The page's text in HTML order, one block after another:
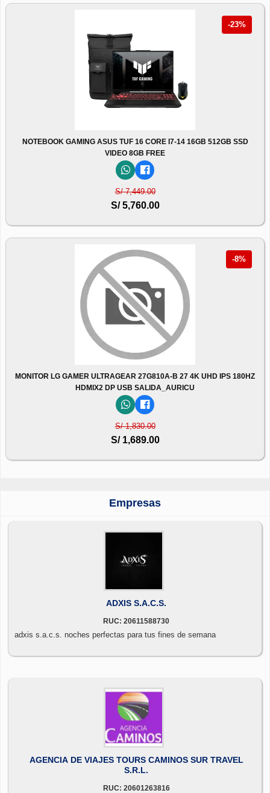
-23%
NOTEBOOK GAMING ASUS TUF 16 CORE I7-14 16GB 512GB SSD
VIDEO 8GB FREE
S/ 7,449.00
S/ 5,760.00
-8%
MONITOR LG GAMER ULTRAGEAR 27G810A-B 27 4K UHD IPS 180HZ
HDMIX2 DP USB SALIDA_AURICU
S/ 1,830.00
S/ 1,689.00
Empresas
ADXIS S.A.C.S.
RUC: 20611588730
adxis s.a.c.s. noches perfectas para tus fines de semana
AGENCIA DE VIAJES TOURS CAMINOS SUR TRAVEL
S.R.L.
RUC: 20601263816